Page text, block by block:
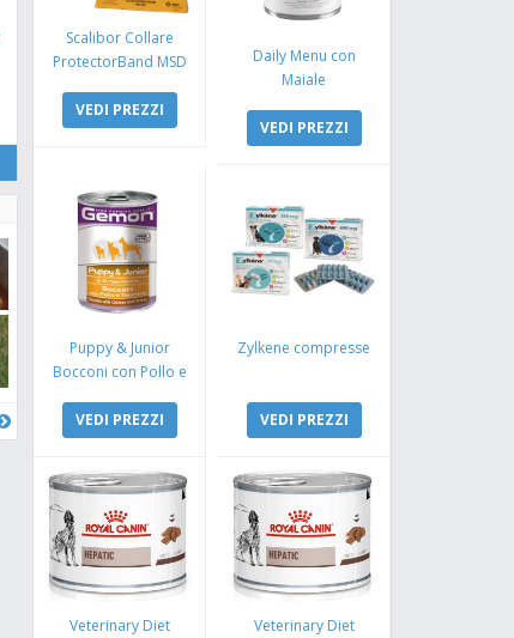
Scalibor Collare
ProtectorBand MSD
VEDI PREZZI
Daily Menu con
Maiale
VEDI PREZZI
Puppy & Junior
Bocconi con Pollo e
VEDI PREZZI
Zylkene compresse
VEDI PREZZI
Veterinary Diet
Veterinary Diet